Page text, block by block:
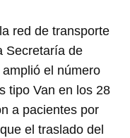
red de transporte
Secretaría de
el número
tipo Van en los 28
a pacientes por
el traslado del